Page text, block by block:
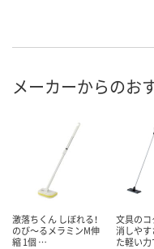
メーカーからのお
激落ちくん しぼれる！
のび～るメラミンM伸
縮 1個 …
文具のコ
消しやす
た軽い